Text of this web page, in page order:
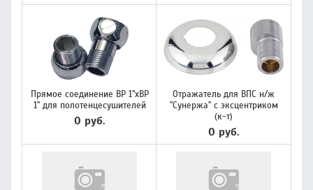
Прямое соединение ВР 1"хВР
1" для полотенцесушителей
0 руб.
Отражатель для ВПС н/ж
"Сунержа" с эксцентриком
(к-т)
0 руб.